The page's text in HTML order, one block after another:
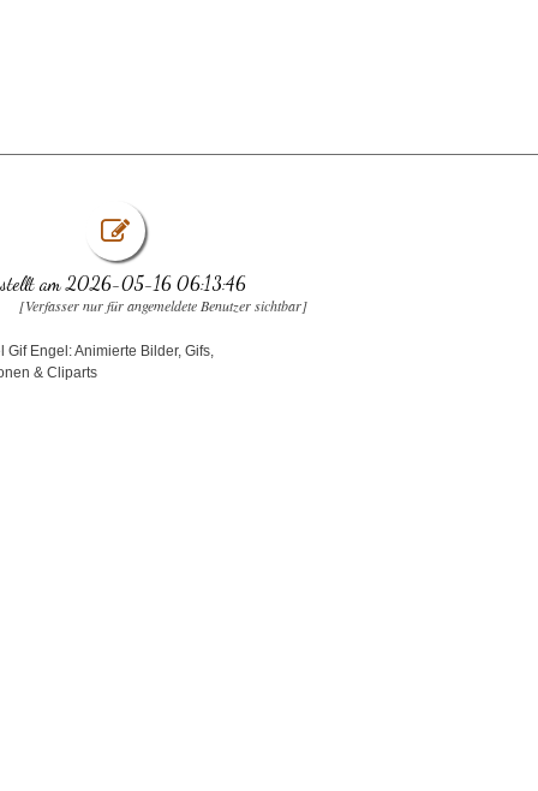
am 2026-05-16 06:13:46
[Verfasser nur für angemeldete Benutzer sichtbar]